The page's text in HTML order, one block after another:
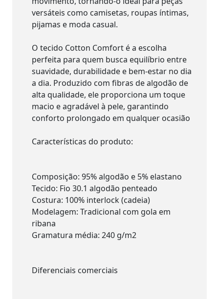
versáteis como camisetas, roupas íntimas,
pijamas e moda casual.
O tecido Cotton Comfort é a escolha
perfeita para quem busca equilíbrio entre
suavidade, durabilidade e bem-estar no dia
a dia. Produzido com fibras de algodão de
alta qualidade, ele proporciona um toque
macio e agradável à pele, garantindo
conforto prolongado em qualquer ocasião
Características do produto:
Composição: 95% algodão e 5% elastano
Tecido: Fio 30.1 algodão penteado
Costura: 100% interlock (cadeia)
Modelagem: Tradicional com gola em
ribana
Gramatura média: 240 g/m2
Diferenciais comerciais